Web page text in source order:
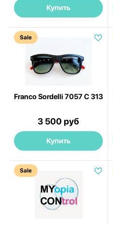
Купить
Sale
Franco Sordelli 7057 C 313
3 500 руб
Купить
Sale